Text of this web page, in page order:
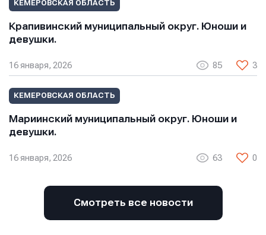
КЕМЕРОВСКАЯ ОБЛАСТЬ
Крапивинский муниципальный округ. Юноши и
девушки.
16 января, 2026 85 3
КЕМЕРОВСКАЯ ОБЛАСТЬ
Мариинский муниципальный округ. Юноши и
девушки.
16 января, 2026 63 0
Смотреть все новости